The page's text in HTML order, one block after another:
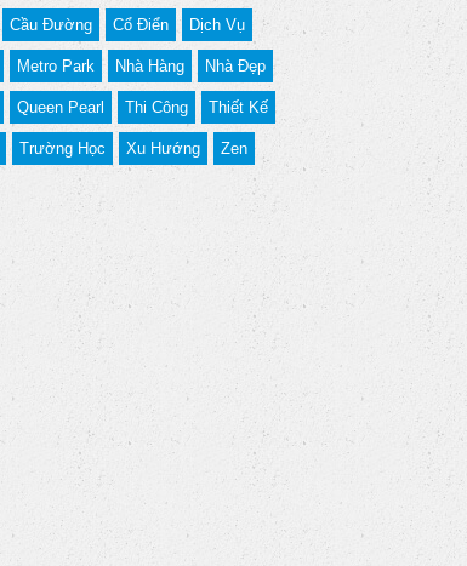
Cầu Đường Cổ Điển Dịch Vụ
Metro Park Nhà Hàng Nhà Đẹp
Queen Pearl Thi Công Thiết Kế
Trường Học Xu Hướng Zen